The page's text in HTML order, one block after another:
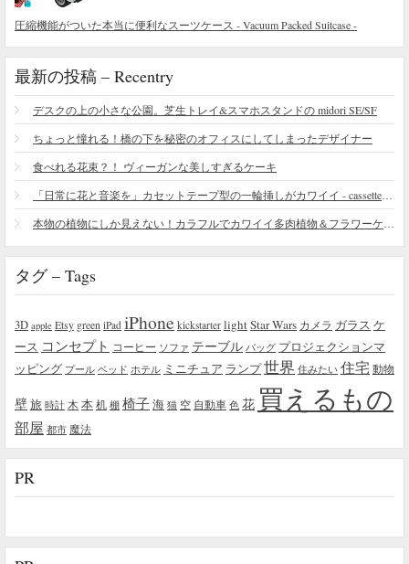
圧縮機能がついた本当に便利なスーツケース - Vacuum Packed Suitcase -
最新の投稿 – Recentry
デスクの上の小さな公園。芝生トレイ&スマホスタンドの midori SE/SF
ちょっと憧れる！橋の下を秘密のオフィスにしてしまったデザイナー
食べれる花束？！ ヴィーガンな美しすぎるケーキ
タグ – Tags
3D apple Etsy green iPad iPhone kickstarter lightStar Wars カメラ ガラス ケ
ース コンセプト コーヒー ソファ テーブル バッグ プロジェクションマ
ッピング プール ベッド ホテル ミニチュア ランプ世界 住みたい 住宅 動物
壁旅 時計 木 本机 棚 椅子海 猫 空 自動車 色 花 買えるもの
部屋 都市 魔法
PR